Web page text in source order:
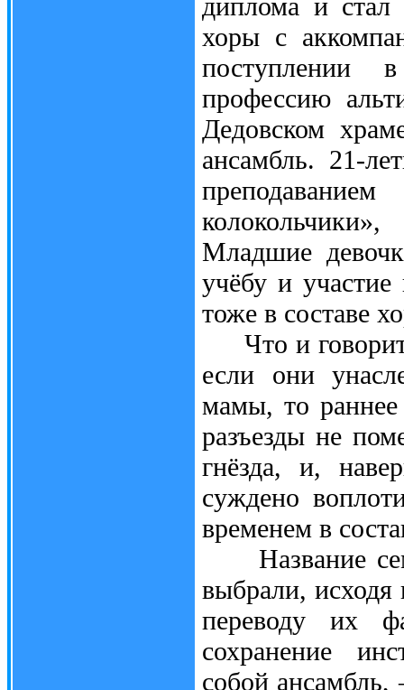
хоры с
профессию
Дедовском
ансамбль. 21-
Младшие
учёбу и
тоже в составе
Что и
если они
мамы, то
разъезды не
гнёзда, и,
суждено
временем в
Название
выбрали, исходя
переводу их
сохранение
собой ансамбль,